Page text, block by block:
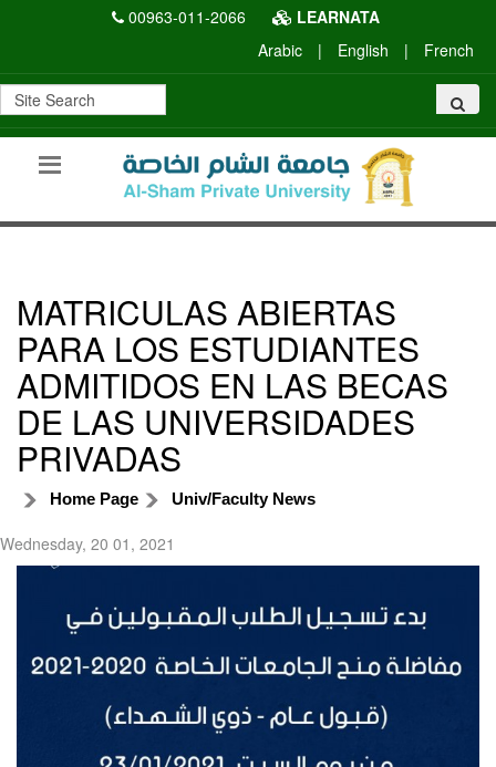
00963-011-2066
LEARNATA
Arabic
| English | French
MATRICULAS ABIERTAS
PARA LOS ESTUDIANTES
ADMITIDOS EN LAS BECAS
DE LAS UNIVERSIDADES
PRIVADAS
Home Page Univ/Faculty News
Wednesday, 20 01, 2021